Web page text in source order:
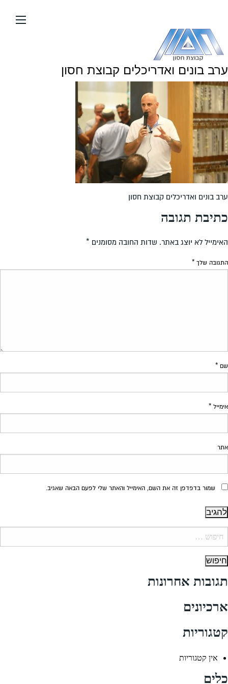
העמוד
ערב בונים ואדריכלים קבוצת חסון
ערב בונים ואדריכלים קבוצת חסון
כתיבת תגובה
האימייל לא יוצג באתר. שדות החובה מסומנים *
התגובה שלך *
שם *
אימייל *
אתר
שמור בדפדפן זה את השם, האימייל והאתר שלי לפעם הבאה שאגיב.
תגובות אחרונות
ארכיונים
קטגוריות
אין קטגוריות
כלים